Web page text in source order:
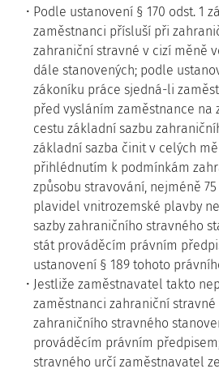
Podle ustanovení § 170 odst. 1
zaměstnanci přísluší při
zahraniční stravné v cizí měně
dále stanovených; podle
zákoníku práce sjedná-li
před vysláním zaměstnance na
cestu základní sazbu
základní sazba činit v celých
přihlédnutím k podmínkám
způsobu stravování, nejméně
plavidel vnitrozemské plavby
sazby zahraničního stravného
stát prováděcím právním
ustanovení § 189 tohoto
Jestliže zaměstnavatel takto
zaměstnanci zahraniční stravné
zahraničního stravného
prováděcím právním
stravného určí zaměstnavatel